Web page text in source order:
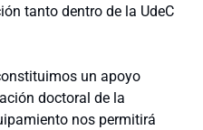
tanto dentro de la UdeC
un apoyo
doctoral de la
nos permitirá